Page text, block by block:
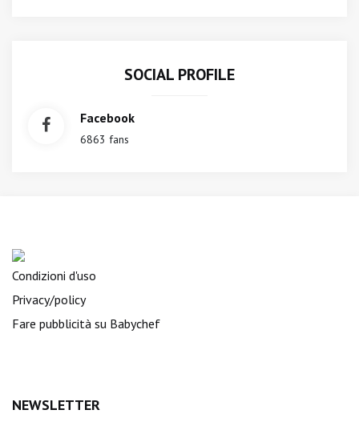
SOCIAL PROFILE
Facebook
6863 fans
Condizioni d'uso
Privacy/policy
Fare pubblicità su Babychef
NEWSLETTER